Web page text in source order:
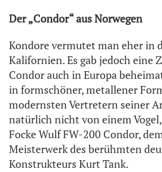
Der „Condor“ aus Norwegen
Kondore vermutet man eher in
Kalifornien. Es gab jedoch eine
Condor auch in Europa
in formschöner, metallener
modernsten Vertretern seiner
natürlich nicht von einem
Focke Wulf FW-200 Condor,
Meisterwerk des berühmten
Konstrukteurs Kurt Tank.